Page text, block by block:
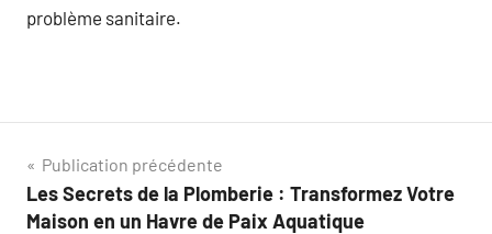
problème sanitaire.
Navigation
de
Publication précédente
Les Secrets de la Plomberie : Transformez Votre
Maison en un Havre de Paix Aquatique